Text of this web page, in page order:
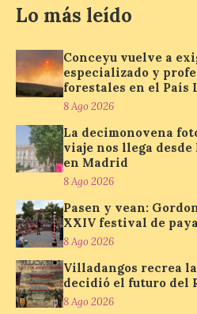
Nueva edición
de…viaje. Una
juvenil de la
Enróllate, la
Conceyu País Llionés y el
Turismo, Ocio e
jóvenes “Enredando.info”. Pilar
nos envía la décimo […]
Los minerales y sus
más comunes centran
nueva exposición del
Museo de la
la Minería de Sabero
8 Ago 2026
Lo más leído
Conceyu vuelve a
especializado y
forestales en el País
8 Ago 2026
La decimonovena
viaje nos llega
en Madrid
8 Ago 2026
Pasen y vean:
XXIV festival de
8 Ago 2026
Villadangos recrea
decidió el futuro del
8 Ago 2026